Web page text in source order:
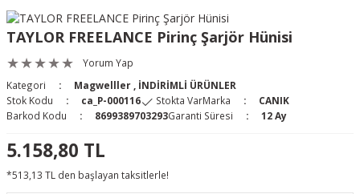
Pantolon
& Kalkanlar
Well) ve Arka Kabzalar
TAYLOR FREELANCE Pirinç Şarjör Hünisi
Yorum Yap
Kategori
Magwelller
İNDİRİMLİ ÜRÜNLER
Stok Kodu
ca_P-000116 Stokta VarMarka
CANIK
Barkod Kodu
8699389703293Garanti Süresi 12 Ay
5.158,80 TL
*513,13 TL den başlayan taksitlerle!